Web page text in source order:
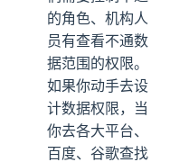
的角色、机构人
员有查看不通数
据范围的权限。
如果你动手去设
计数据权限，当
你去各大平台、
百度、谷歌查找